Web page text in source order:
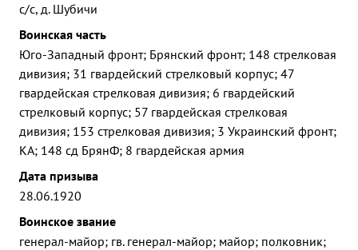
с/с, д. Шубичи
Воинская часть
Юго-Западный фронт; Брянский фронт; 148 стрелковая
дивизия; 31 гвардейский стрелковый корпус; 47
гвардейская стрелковая дивизия; 6 гвардейский
стрелковый корпус; 57 гвардейская стрелковая
дивизия; 153 стрелковая дивизия; 3 Украинский фронт;
КА; 148 сд БрянФ; 8 гвардейская армия
Дата призыва
28.06.1920
Воинское звание
генерал-майор; гв. генерал-майор; майор; полковник;